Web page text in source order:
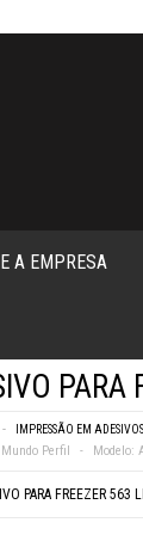
A EMPRESA
PERSONALIZADO
PARA
IMPRESSÃO EM ADESIVOS
Mundo Perfil Modelo: